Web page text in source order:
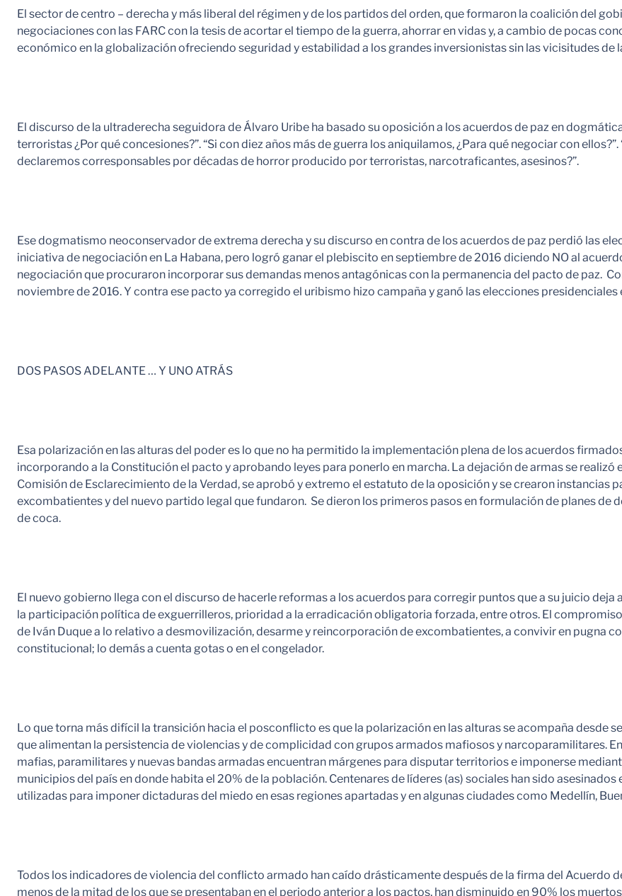
El sector de centro – derecha y más liberal del régimen y de los partidos del orden, que formaron la coalición del
negociaciones con las FARC con la tesis de acortar el tiempo de la guerra, ahorrar en vidas y, a cambio de pocas
económico en la globalización ofreciendo seguridad y estabilidad a los grandes inversionistas sin las vicisitudes de
El discurso de la ultraderecha seguidora de Álvaro Uribe ha basado su oposición a los acuerdos de paz en
terroristas ¿Por qué concesiones?”. “Si con diez años más de guerra los aniquilamos, ¿Para qué negociar con
declaremos corresponsables por décadas de horror producido por terroristas, narcotraficantes, asesinos?”.
Ese dogmatismo neoconservador de extrema derecha y su discurso en contra de los acuerdos de paz perdió las
iniciativa de negociación en La Habana, pero logró ganar el plebiscito en septiembre de 2016 diciendo NO al
negociación que procuraron incorporar sus demandas menos antagónicas con la permanencia del pacto de paz.
noviembre de 2016. Y contra ese pacto ya corregido el uribismo hizo campaña y ganó las elecciones presidenciales
DOS PASOS ADELANTE … Y UNO ATRÁS
Esa polarización en las alturas del poder es lo que no ha permitido la implementación plena de los acuerdos
incorporando a la Constitución el pacto y aprobando leyes para ponerlo en marcha. La dejación de armas se
Comisión de Esclarecimiento de la Verdad, se aprobó y extremo el estatuto de la oposición y se crearon instancias
excombatientes y del nuevo partido legal que fundaron. Se dieron los primeros pasos en formulación de planes
de coca.
El nuevo gobierno llega con el discurso de hacerle reformas a los acuerdos para corregir puntos que a su juicio
la participación política de exguerrilleros, prioridad a la erradicación obligatoria forzada, entre otros. El
de Iván Duque a lo relativo a desmovilización, desarme y reincorporación de excombatientes, a convivir en pugna
constitucional; lo demás a cuenta gotas o en el congelador.
Lo que torna más difícil la transición hacia el posconflicto es que la polarización en las alturas se acompaña desde
que alimentan la persistencia de violencias y de complicidad con grupos armados mafiosos y narcoparamilitares.
mafias, paramilitares y nuevas bandas armadas encuentran márgenes para disputar territorios e imponerse
municipios del país en donde habita el 20% de la población. Centenares de líderes (as) sociales han sido
utilizadas para imponer dictaduras del miedo en esas regiones apartadas y en algunas ciudades como Medellín,
Todos los indicadores de violencia del conflicto armado han caído drásticamente después de la firma del Acuerdo
menos de la mitad de los que se presentaban en el periodo anterior a los pactos, han disminuido en 90% los